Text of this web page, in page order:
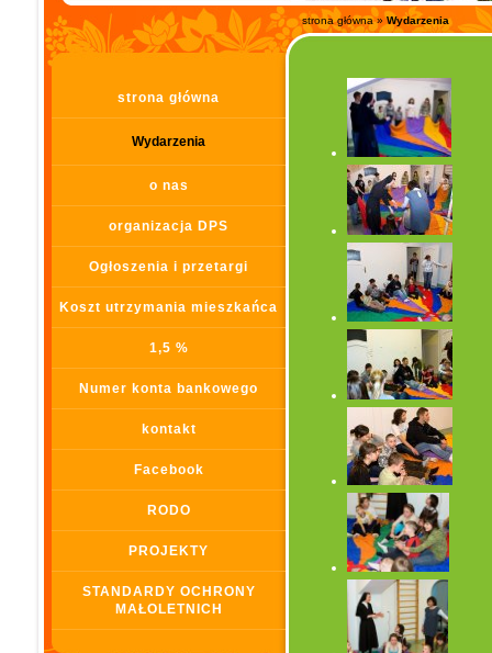
strona główna»Wydarzenia
strona główna
Wydarzenia
o nas
organizacja DPS
Ogłoszenia i przetargi
Koszt utrzymania mieszkańca
1,5 %
Numer konta bankowego
kontakt
Facebook
RODO
PROJEKTY
STANDARDY OCHRONY
MAŁOLETNICH